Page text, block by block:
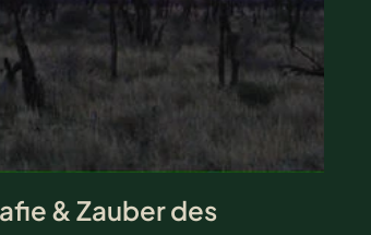
& Zauber des